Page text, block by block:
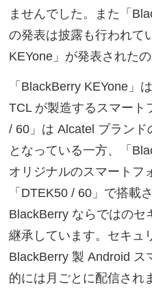
ませんでした。また「
の発表は披露も行われて
KEYone」が発表されたの
「BlackBerry KEYone」
TCL が製造するスマート
/ 60」は Alcatel ブランド
となっている一方、「
オリジナルのスマートフ
「DTEK50 / 60」で搭載
BlackBerry ならではのセ
継承しています。セキュ
BlackBerry 製 Android ス
的には月ごとに配信され